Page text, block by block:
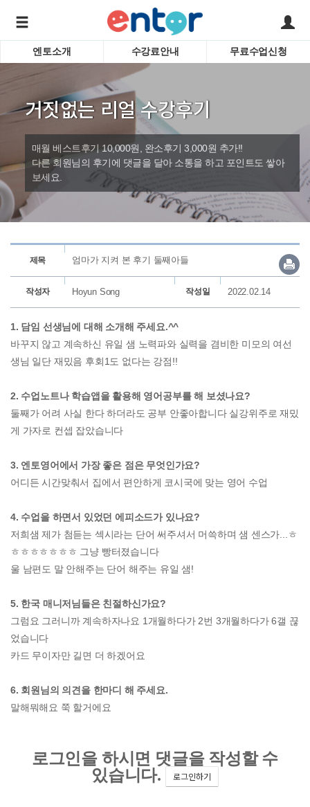
학습도우미 G1
바로가기
서비스안내
강사소개
회사소개
어린이
영자신
수업
엔토소개 수강료안내 무료수업신청
거짓없는 리얼 수강후기
매월 베스트후기 10,000원, 완소후기 3,000원 추가!!
다른 회원님의 후기에 댓글을 달아 소통을 하고 포인트도 쌓아
보세요.
제목 엄마가 지켜 본 후기 둘째아들
작성자 Hoyun Song 작성일 2022.02.14
1. 담임 선생님에 대해 소개해 주세요.^^
바꾸지 않고 계속하신 유일 샘 노력파와 실력을 겸비한 미모의 여선
생님 일단 재밌음 후회1도 없다는 강점!!
2. 수업노트나 학습앱을 활용해 영어공부를 해 보셨나요?
둘째가 어려 사실 한다 하더라도 공부 안좋아합니다 실강위주로 재밌
게 가자로 컨셉 잡았습니다
3. 엔토영어에서 가장 좋은 점은 무엇인가요?
어디든 시간맞춰서 집에서 편안하게 코시국에 맞는 영어 수업
4. 수업을 하면서 있었던 에피소드가 있나요?
저희샘 제가 첨듣는 섹시라는 단어 써주셔서 머쓱하며 샘 센스가...ㅎ
ㅎㅎㅎㅎㅎㅎㅎ 그냥 빵터졌습니다
울 남편도 말 안해주는 단어 해주는 유일 샘!
5. 한국 매니저님들은 친절하신가요?
그럼요 그러니까 계속하자나요 1개월하다가 2번 3개월하다가 6갤 끊
었습니다
카드 무이자만 길면 더 하겠어요
6. 회원님의 의견을 한마디 해 주세요.
말해뭐해요 쭉 할거에요